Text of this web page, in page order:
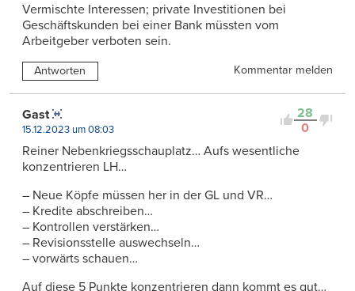
Vermischte Interessen; private Investitionen bei
Geschäftskunden bei einer Bank müssten vom
Arbeitgeber verboten sein.
Antworten Kommentar melden
28
0
Gast
15.12.2023 um 08:03
Reiner Nebenkriegsschauplatz… Aufs wesentliche
konzentrieren LH…
– Neue Köpfe müssen her in der GL und VR…
– Kredite abschreiben…
– Kontrollen verstärken…
– Revisionsstelle auswechseln…
– vorwärts schauen…
Auf diese 5 Punkte konzentrieren dann kommt es gut…